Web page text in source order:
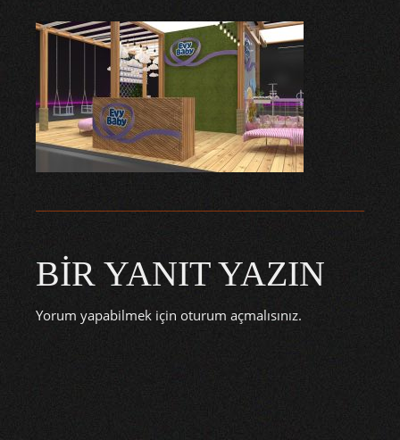
BIR YANIT YAZIN
Yorum yapabilmek içinoturum açmalısınız.